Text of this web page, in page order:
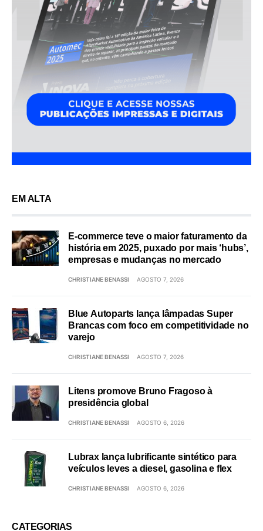
EM ALTA
E-commerce teve o maior faturamento da
história em 2025, puxado por mais ‘hubs’,
empresas e mudanças no mercado
CHRISTIANE BENASSI AGOSTO 7, 2026
Blue Autoparts lança lâmpadas Super
Brancas com foco em competitividade no
varejo
CHRISTIANE BENASSI AGOSTO 7, 2026
Litens promove Bruno Fragoso à
presidência global
CHRISTIANE BENASSI AGOSTO 6, 2026
Lubrax lança lubrificante sintético para
veículos leves a diesel, gasolina e flex
CHRISTIANE BENASSI AGOSTO 6, 2026
CATEGORIAS